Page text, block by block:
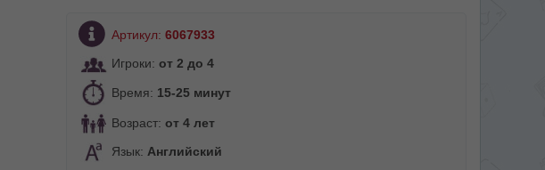
Артикул: 6067933
Игроки: от 2 до 4
Время: 15-25 минут
Возраст: от 4 лет
Язык: Английский